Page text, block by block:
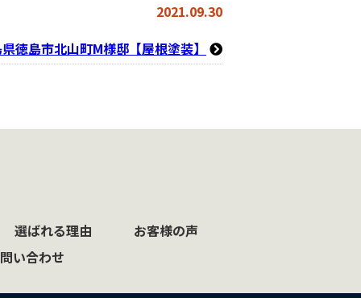
2021.09.30
徳島市北山町M様邸【屋根塗装】
選ばれる理由
お客様の声
い合わせ